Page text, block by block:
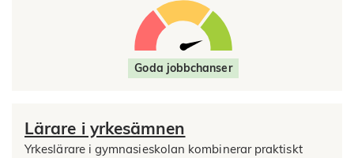
Goda jobbchanser
Lärare i yrkesämnen
Yrkeslärare i gymnasieskolan kombinerar praktiskt